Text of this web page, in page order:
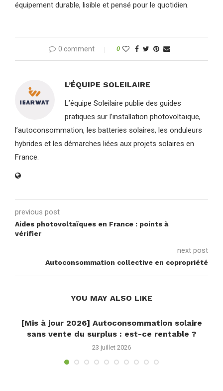
équipement durable, lisible et pensé pour le quotidien.
0 comment 0
L’ÉQUIPE SOLEILAIRE
L’équipe Soleilaire publie des guides
pratiques sur l’installation photovoltaïque,
l’autoconsommation, les batteries solaires, les onduleurs
hybrides et les démarches liées aux projets solaires en
France.
previous post
Aides photovoltaïques en France : points à
vérifier
next post
Autoconsommation collective en copropriété
YOU MAY ALSO LIKE
[Mis à jour 2026] Autoconsommation solaire
sans vente du surplus : est-ce rentable ?
23 juillet 2026